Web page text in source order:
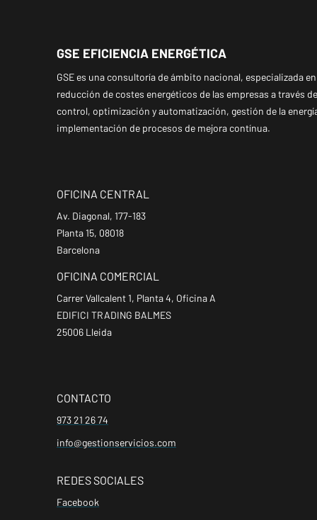
GSE EFICIENCIA ENERGÉTICA
GSE es una consultoría de ámbito nacional, especializada
reducción de costes energéticos de las empresas a través
control, optimización y automatización, gestión de la
implementación de procesos de mejora contínua.
OFICINA CENTRAL
Av. Diagonal, 177-183
Planta 15, 08018
Barcelona
OFICINA COMERCIAL
Carrer Vallcalent 1, Planta 4, Oficina A
EDIFICI TRADING BALMES
25006 Lleida
CONTACTO
973 21 26 74
info@gestionservicios.com
REDES SOCIALES
Facebook